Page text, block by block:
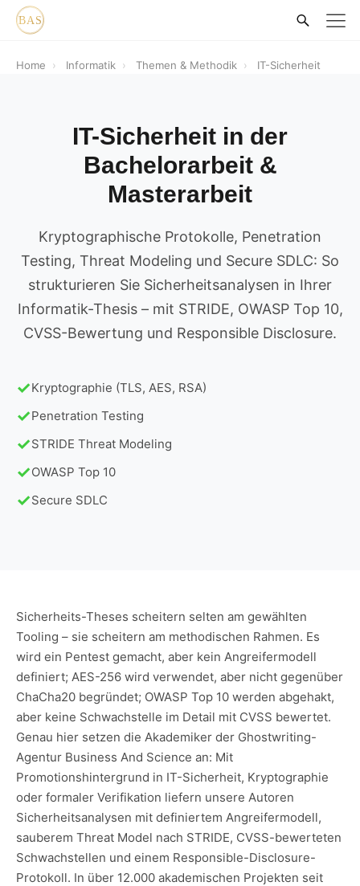
Home › Informatik › Themen & Methodik › IT-Sicherheit
IT-Sicherheit in der
Bachelorarbeit &
Masterarbeit
Kryptographische Protokolle, Penetration
Testing, Threat Modeling und Secure SDLC: So
strukturieren Sie Sicherheitsanalysen in Ihrer
Informatik-Thesis – mit STRIDE, OWASP Top 10,
CVSS-Bewertung und Responsible Disclosure.
Kryptographie (TLS, AES, RSA)
Penetration Testing
STRIDE Threat Modeling
OWASP Top 10
Secure SDLC
Sicherheits-Theses scheitern selten am gewählten
Tooling – sie scheitern am methodischen Rahmen. Es
wird ein Pentest gemacht, aber kein Angreifermodell
definiert; AES-256 wird verwendet, aber nicht gegenüber
ChaCha20 begründet; OWASP Top 10 werden abgehakt,
aber keine Schwachstelle im Detail mit CVSS bewertet.
Genau hier setzen die Akademiker der Ghostwriting-
Agentur Business And Science an: Mit
Promotionshintergrund in IT-Sicherheit, Kryptographie
oder formaler Verifikation liefern unsere Autoren
Sicherheitsanalysen mit definiertem Angreifermodell,
sauberem Threat Model nach STRIDE, CVSS-bewerteten
Schwachstellen und einem Responsible-Disclosure-
Protokoll. In über 12.000 akademischen Projekten seit